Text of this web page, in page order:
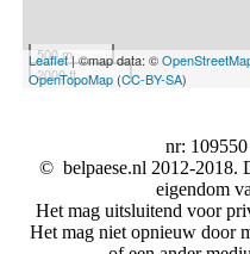
500 m
2000 ft
Leaflet| ©map data: ©
OpenTopoMap (CC-BY-SA)
nr:
© belpaese.nl 2012-2018.
eigendom
Het mag uitsluitend voor
Het mag niet opnieuw door